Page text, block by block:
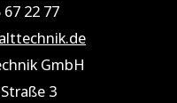
22 77
GmbH
3